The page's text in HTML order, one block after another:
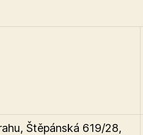
Štěpánská 619/28,